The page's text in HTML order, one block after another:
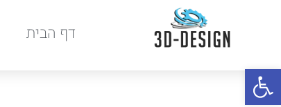
פתח סרגל נגישות
דף הבית